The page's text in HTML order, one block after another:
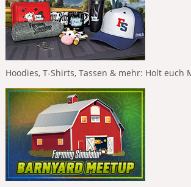
Hoodies, T-Shirts, Tassen & mehr: Holt euch